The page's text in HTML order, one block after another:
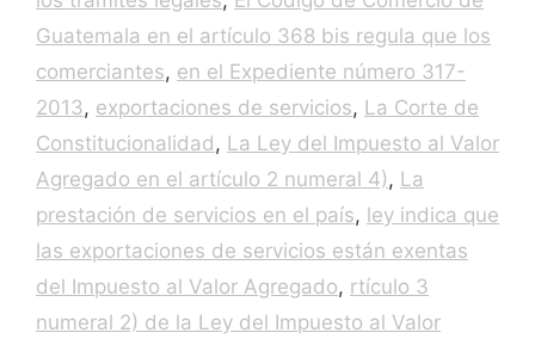
Guatemala en el artículo 368 bis regula que los
comerciantes, en el Expediente número 317-
2013, exportaciones de servicios, La Corte de
Constitucionalidad, La Ley del Impuesto al Valor
Agregado en el artículo 2 numeral 4), La
prestación de servicios en el país, ley indica que
las exportaciones de servicios están exentas
del Impuesto al Valor Agregado, rtículo 3
numeral 2) de la Ley del Impuesto al Valor